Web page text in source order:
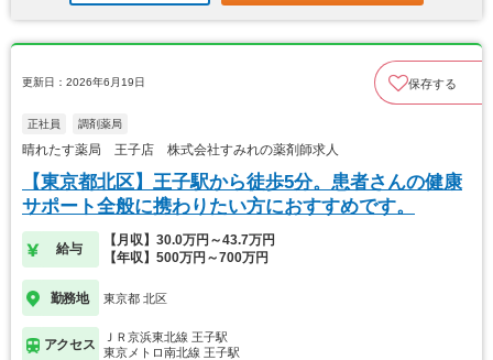
更新日：2026年6月19日 保存する
正社員 調剤薬局
晴れたす薬局 王子店 株式会社すみれの薬剤師求人
【東京都北区】王子駅から徒歩5分。患者さんの健康
サポート全般に携わりたい方におすすめです。
給与
【月収】30.0万円～43.7万円
【年収】500万円～700万円
勤務地 東京都 北区
アクセス
ＪＲ京浜東北線 王子駅
東京メトロ南北線 王子駅